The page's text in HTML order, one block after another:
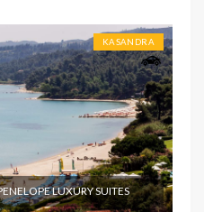
KASANDRA
LUXURY SUITES